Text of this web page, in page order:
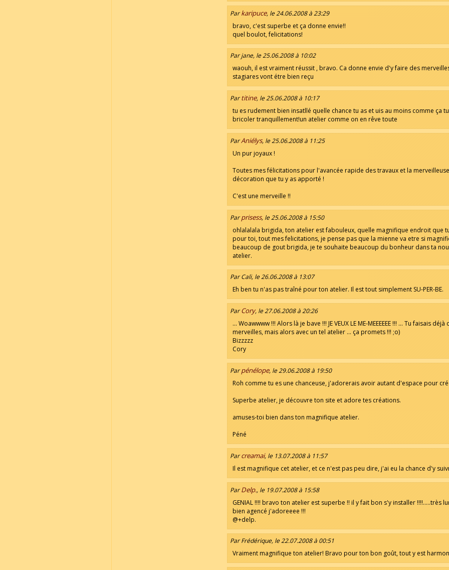
Parkaripuce, le 24.06.2008 à 23:29
bravo, c'est superbe et ça donne envie!!
quel boulot, felicitations!
Par jane, le 25.06.2008 à 10:02
waouh, il est vraiment réussit , bravo. Ca donne envie d'y faire des
stagiares vont étre bien reçu
Partitine, le 25.06.2008 à 10:17
tu es rudement bien insatllé quelle chance tu as et uis au moins comme ça
bricoler tranquillement!un atelier comme on en rêve toute
ParAniélys, le 25.06.2008 à 11:25
Un pur joyaux !
Toutes mes félicitations pour l'avancée rapide des travaux et la merveilleuse
décoration que tu y as apporté !
C'est une merveille !!
Parprisess, le 25.06.2008 à 15:50
ohlalalala brigida, ton atelier est fabouleux, quelle magnifique endroit que
pour toi, tout mes felicitations, je pense pas que la mienne va etre si
beaucoup de gout brigida, je te souhaite beaucoup du bonheur dans ta
atelier.
Par Cali, le 26.06.2008 à 13:07
Eh ben tu n'as pas traîné pour ton atelier. Il est tout simplement SU-PER-BE.
ParCory, le 27.06.2008 à 20:26
... Woawwww !!! Alors là je bave !!! JE VEUX LE ME-MEEEEEE !!! ... Tu faisais déjà
merveilles, mais alors avec un tel atelier ... ça promets !!! ;o)
Bizzzzz
Cory
Parpénélope, le 29.06.2008 à 19:50
Roh comme tu es une chanceuse, j'adorerais avoir autant d'espace pour
Superbe atelier, je découvre ton site et adore tes créations.
amuses-toi bien dans ton magnifique atelier.
Péné
Parcreamai, le 13.07.2008 à 11:57
Il est magnifique cet atelier, et ce n'est pas peu dire, j'ai eu la chance d'y
ParDelp., le 19.07.2008 à 15:58
GENIAL !!!! bravo ton atelier est superbe !! il y fait bon s'y installer !!!!.....très
bien agencé j'adoreeee !!!
@+delp.
Par Frédérique, le 22.07.2008 à 00:51
Vraiment magnifique ton atelier! Bravo pour ton bon goût, tout y est